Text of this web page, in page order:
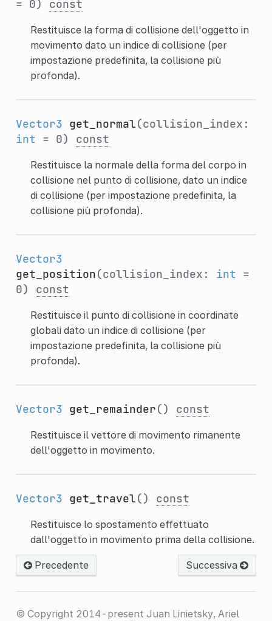
= 0) const
Restituisce la forma di collisione dell'oggetto in
movimento dato un indice di collisione (per
impostazione predefinita, la collisione più
profonda).
Vector3 get_normal(collision_index:
int = 0) const
Restituisce la normale della forma del corpo in
collisione nel punto di collisione, dato un indice
di collisione (per impostazione predefinita, la
collisione più profonda).
Vector3
get_position(collision_index: int =
0) const
Restituisce il punto di collisione in coordinate
globali dato un indice di collisione (per
impostazione predefinita, la collisione più
profonda).
Vector3 get_remainder() const
Restituisce il vettore di movimento rimanente
dell'oggetto in movimento.
Vector3 get_travel() const
Restituisce lo spostamento effettuato
dall'oggetto in movimento prima della collisione.
Precedente Successiva
© Copyright 2014-present Juan Linietsky, Ariel